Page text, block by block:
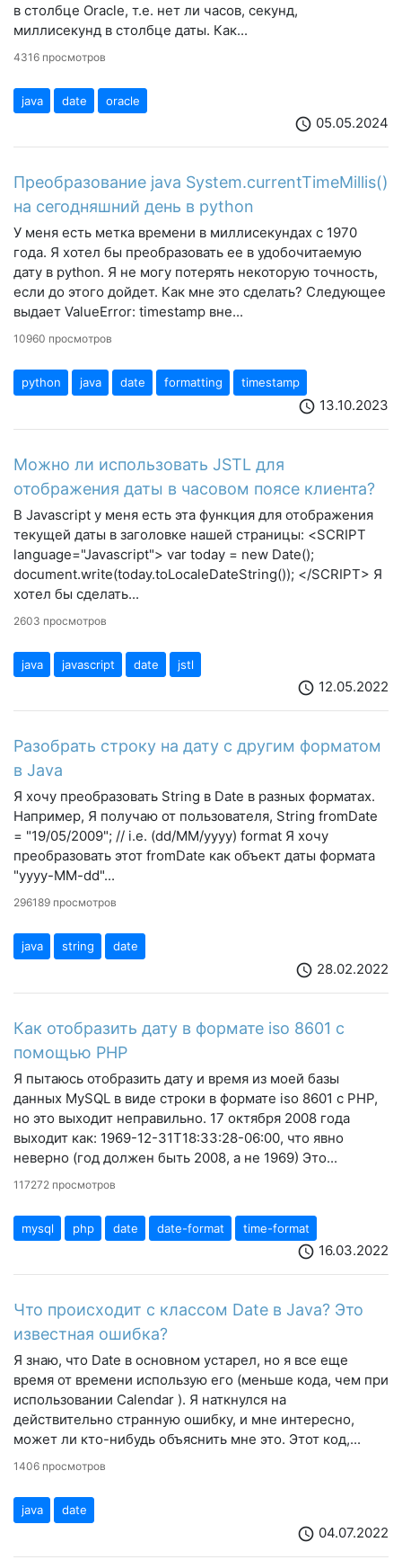
в столбце Oracle, т.е. нет ли часов, секунд,
миллисекунд в столбце даты. Как...
4316 просмотров
java date oracle
schedule 05.05.2024
Преобразование java System.currentTimeMillis()
на сегодняшний день в python
У меня есть метка времени в миллисекундах с 1970
года. Я хотел бы преобразовать ее в удобочитаемую
дату в python. Я не могу потерять некоторую точность,
если до этого дойдет. Как мне это сделать? Следующее
выдает ValueError: timestamp вне...
10960 просмотров
python java date formatting timestamp
schedule 13.10.2023
Можно ли использовать JSTL для
отображения даты в часовом поясе клиента?
В Javascript у меня есть эта функция для отображения
текущей даты в заголовке нашей страницы: <SCRIPT
language="Javascript"> var today = new Date();
document.write(today.toLocaleDateString()); </SCRIPT> Я
хотел бы сделать...
2603 просмотров
java javascript date jstl
schedule 12.05.2022
Разобрать строку на дату с другим форматом
в Java
Я хочу преобразовать String в Date в разных форматах.
Например, Я получаю от пользователя, String fromDate
= "19/05/2009"; // i.e. (dd/MM/yyyy) format Я хочу
преобразовать этот fromDate как объект даты формата
"yyyy-MM-dd"...
296189 просмотров
java string date
schedule 28.02.2022
Как отобразить дату в формате iso 8601 с
помощью PHP
Я пытаюсь отобразить дату и время из моей базы
данных MySQL в виде строки в формате iso 8601 с PHP,
но это выходит неправильно. 17 октября 2008 года
выходит как: 1969-12-31T18:33:28-06:00, что явно
неверно (год должен быть 2008, а не 1969) Это...
117272 просмотров
mysql php date date-format time-format
schedule 16.03.2022
Что происходит с классом Date в Java? Это
известная ошибка?
Я знаю, что Date в основном устарел, но я все еще
время от времени использую его (меньше кода, чем при
использовании Calendar ). Я наткнулся на
действительно странную ошибку, и мне интересно,
может ли кто-нибудь объяснить мне это. Этот код,...
1406 просмотров
java date
schedule 04.07.2022